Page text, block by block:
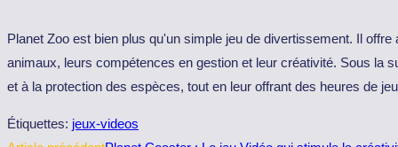
Planet Zoo est bien plus qu'un simple jeu de divertissement. Il
animaux, leurs compétences en gestion et leur créativité. Sous la
et à la protection des espèces, tout en leur offrant des heures de
Étiquettes: jeux-videos